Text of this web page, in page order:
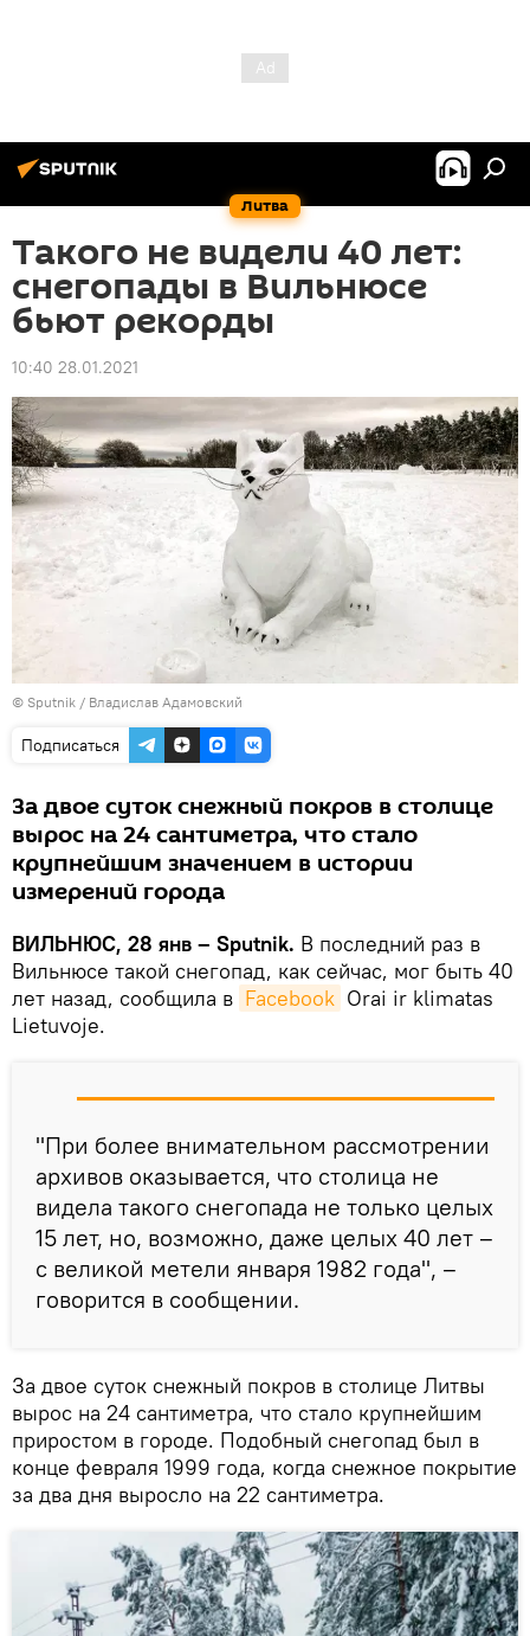
Литва
Такого не видели 40 лет:
снегопады в Вильнюсе
бьют рекорды
10:40 28.01.2021
© Sputnik / Владислав Адамовский
Подписаться
За двое суток снежный покров в столице
вырос на 24 сантиметра, что стало
крупнейшим значением в истории
измерений города
ВИЛЬНЮС, 28 янв – Sputnik. В последний раз в
Вильнюсе такой снегопад, как сейчас, мог быть 40
лет назад, сообщила в Facebook Orai ir klimatas
Lietuvoje.
"При более внимательном рассмотрении
архивов оказывается, что столица не
видела такого снегопада не только целых
15 лет, но, возможно, даже целых 40 лет –
с великой метели января 1982 года", –
говорится в сообщении.
За двое суток снежный покров в столице Литвы
вырос на 24 сантиметра, что стало крупнейшим
приростом в городе. Подобный снегопад был в
конце февраля 1999 года, когда снежное покрытие
за два дня выросло на 22 сантиметра.